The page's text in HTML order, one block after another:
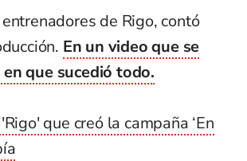
de Rigo, contó
En un video que se
que sucedió todo.
que creó la campaña ‘En